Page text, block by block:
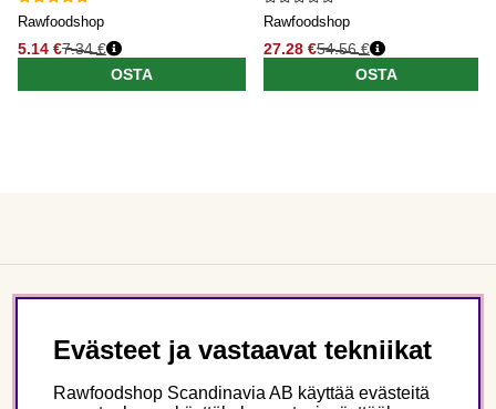
Rawfoodshop
5.14 €7.34 €
OSTA
Rawfoodshop
27.28 €54.56 €
OSTA
Evästeet ja vastaavat tekniikat
Rawfoodshop Scandinavia AB käyttää evästeitä